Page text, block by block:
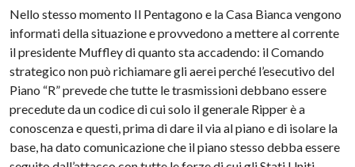
Nello stesso momento Il Pentagono e la Casa Bianca vengono
informati della situazione e provvedono a mettere al corrente
il presidente Muffley di quanto sta accadendo: il Comando
strategico non può richiamare gli aerei perché l’esecutivo del
Piano “R” prevede che tutte le trasmissioni debbano essere
precedute da un codice di cui solo il generale Ripper è a
conoscenza e questi, prima di dare il via al piano e di isolare la
base, ha dato comunicazione che il piano stesso debba essere